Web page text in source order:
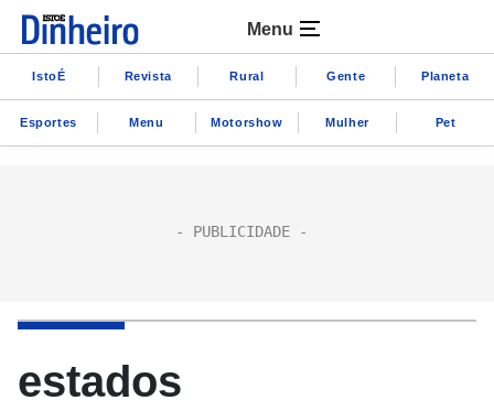
Menu
IstoÉ Revista Rural Gente Planeta
Esportes Menu Motorshow Mulher Pet
estados